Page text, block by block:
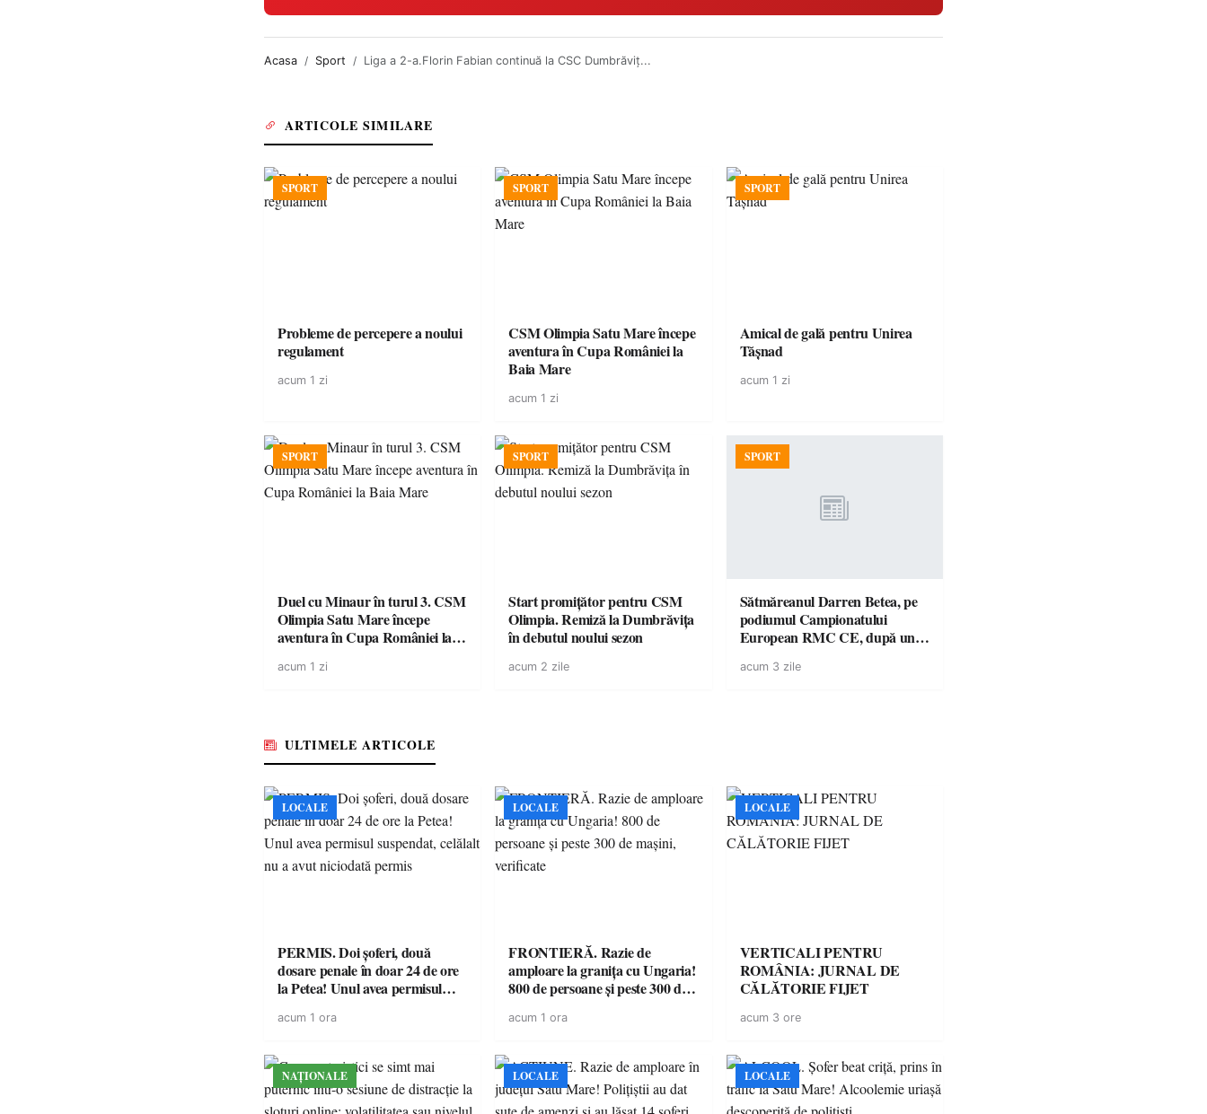
Acasa Sport Liga a 2-a.Florin Fabian continuă la CSC Dumbrăviț...
ARTICOLE SIMILARE
SPORT
Probleme de percepere a noului
regulament
acum 1 zi
SPORT
CSM Olimpia Satu Mare începe
aventura în Cupa României la
Baia Mare
acum 1 zi
SPORT
Amical de gală pentru Unirea
Tășnad
acum 1 zi
SPORT
Duel cu Minaur în turul 3. CSM
Olimpia Satu Mare începe
aventura în Cupa României la
acum 1 zi
SPORT
Start promițător pentru CSM
Olimpia. Remiză la Dumbrăvița
în debutul noului sezon
acum 2 zile
SPORT
Sătmăreanul Darren Betea, pe
podiumul Campionatului
European RMC CE, după un
Räikkönen
acum 3 zile
ULTIMELE ARTICOLE
LOCALE
PERMIS. Doi șoferi, două
dosare penale în doar 24 de ore
la Petea! Unul avea permisul
niciodată permis
acum 1 ora
LOCALE
FRONTIERĂ. Razie de
amploare la granița cu Ungaria!
800 de persoane și peste 300 de
acum 1 ora
LOCALE
VERTICALI PENTRU
ROMÂNIA: JURNAL DE
CĂLĂTORIE FIJET
acum 3 ore
NAȚIONALE LOCALE LOCALE